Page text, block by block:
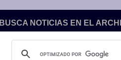
BUSCA NOTICIAS EN EL